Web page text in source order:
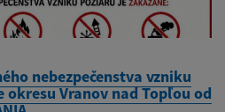
nebezpečenstva vzniku
okresu Vranov nad Topľou od